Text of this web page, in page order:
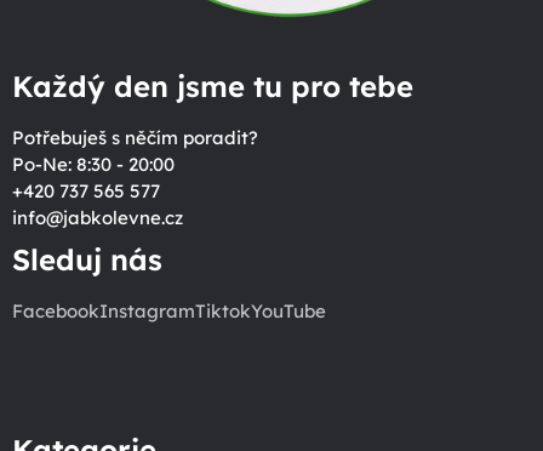
Každý den jsme tu pro tebe
Potřebuješ s něčím poradit?
Po-Ne: 8:30 - 20:00
+420 737 565 577
info@jabkolevne.cz
Sleduj nás
FacebookInstagramTiktokYouTube